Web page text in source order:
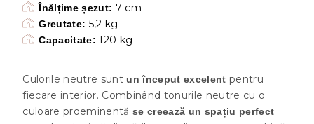
Înălțime șezut: 7 cm
Greutate: 5,2 kg
Capacitate: 120 kg
Culorile neutre sunt un început excelent pentru
fiecare interior. Combinând tonurile neutre cu o
culoare proeminentă se creează un spațiu perfect